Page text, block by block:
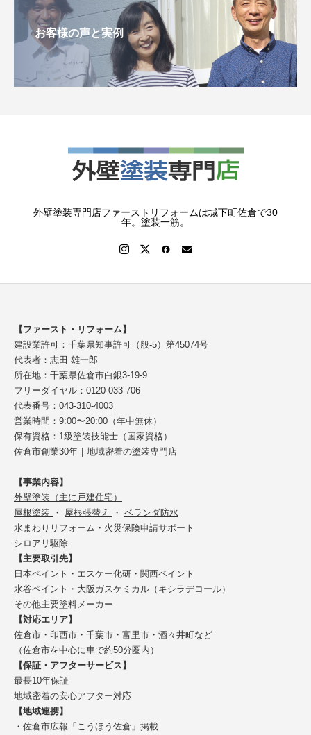
お客様の声と実例
外壁塗装専門店ファーストリフォームは城下町佐倉で30
年。塗装一筋。
【ファースト・リフォーム】
建設業許可：千葉県知事許可（般-5）第45074号
代表者：志田 雄一郎
所在地：千葉県佐倉市白銀3-19-9
フリーダイヤル：0120-033-706
代表番号：043-310-4003
営業時間：9:00〜20:00（年中無休）
保有資格：1級塗装技能士（国家資格）
佐倉市創業30年｜地域密着の塗装専門店
【事業内容】
外壁塗装（主に戸建住宅）
屋根塗装
・ 屋根張替え ・ ベランダ防水
水まわりリフォーム・火災保険申請サポート
シロアリ駆除
【主要取引先】
日本ペイント・エスケー化研・関西ペイント
水谷ペイント・大阪ガスケミカル（キシラデコール）
その他主要塗料メーカー
【対応エリア】
佐倉市・印西市・千葉市・富里市・酒々井町など
（佐倉市を中心に車で約50分圏内）
【保証・アフターサービス】
最長10年保証
地域密着の安心アフター対応
【地域連携】
・佐倉市広報「こうほう佐倉」掲載